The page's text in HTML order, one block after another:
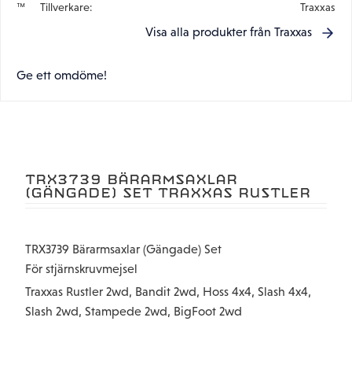
Tillverkare
Traxxas
Visa alla produkter från Traxxas
Ge ett omdöme!
TRX3739 BÄRARMSAXLAR
(GÄNGADE) SET TRAXXAS RUSTLER
TRX3739 Bärarmsaxlar (Gängade) Set
För stjärnskruvmejsel
Traxxas Rustler 2wd, Bandit 2wd, Hoss 4x4, Slash 4x4,
Slash 2wd, Stampede 2wd, BigFoot 2wd